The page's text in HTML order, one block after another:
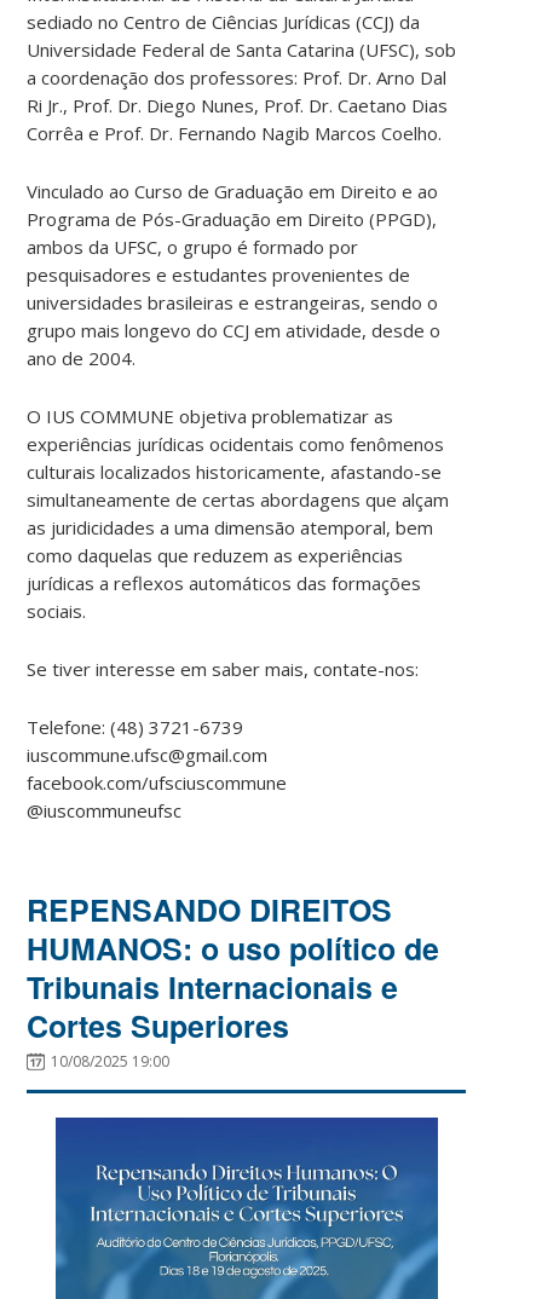
sediado no Centro de Ciências Jurídicas (CCJ) da
Universidade Federal de Santa Catarina (UFSC), sob
a coordenação dos professores: Prof. Dr. Arno Dal
Ri Jr., Prof. Dr. Diego Nunes, Prof. Dr. Caetano Dias
Corrêa e Prof. Dr. Fernando Nagib Marcos Coelho.
Vinculado ao Curso de Graduação em Direito e ao
Programa de Pós-Graduação em Direito (PPGD),
ambos da UFSC, o grupo é formado por
pesquisadores e estudantes provenientes de
universidades brasileiras e estrangeiras, sendo o
grupo mais longevo do CCJ em atividade, desde o
ano de 2004.
O IUS COMMUNE objetiva problematizar as
experiências jurídicas ocidentais como fenômenos
culturais localizados historicamente, afastando-se
simultaneamente de certas abordagens que alçam
as juridicidades a uma dimensão atemporal, bem
como daquelas que reduzem as experiências
jurídicas a reflexos automáticos das formações
sociais.
Se tiver interesse em saber mais, contate-nos:
Telefone: (48) 3721-6739
iuscommune.ufsc@gmail.com
facebook.com/ufsciuscommune
@iuscommuneufsc
REPENSANDO DIREITOS
HUMANOS: o uso político de
Tribunais Internacionais e
Cortes Superiores
10/08/2025 19:00